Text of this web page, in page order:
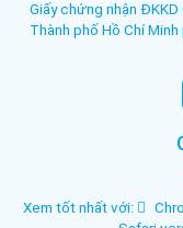
Giấy chứng nhận
Thành phố Hồ Chí
Xem tốt nhất với: